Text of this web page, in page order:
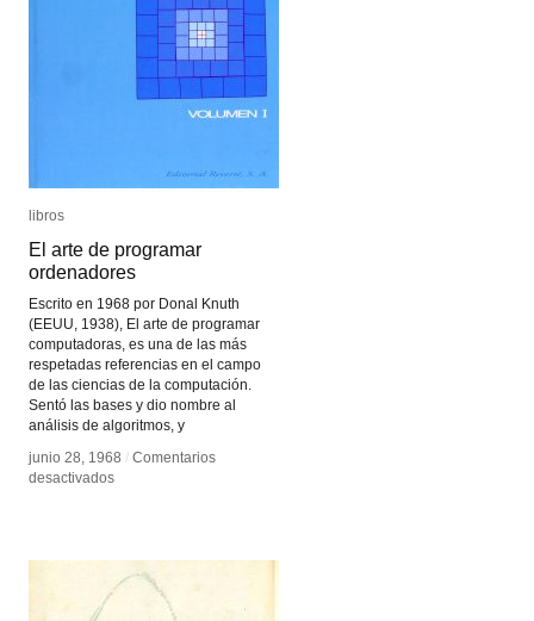
libros
El arte de programar
ordenadores
Escrito en 1968 por Donal Knuth
(EEUU, 1938), El arte de programar
computadoras, es una de las más
respetadas referencias en el campo
de las ciencias de la computación.
Sentó las bases y dio nombre al
análisis de algoritmos, y
junio 28, 1968 / Comentarios
desactivadosen
programar
ordenadores
libros
El arte de programar
ordenadores
junio 28, 1968 / Comentarios
desactivadosen
programar
ordenadores